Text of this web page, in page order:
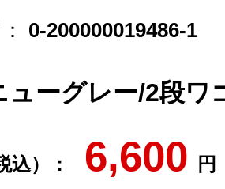
0-200000019486-1
ューグレー/2段ワ
込）： 6,600 円